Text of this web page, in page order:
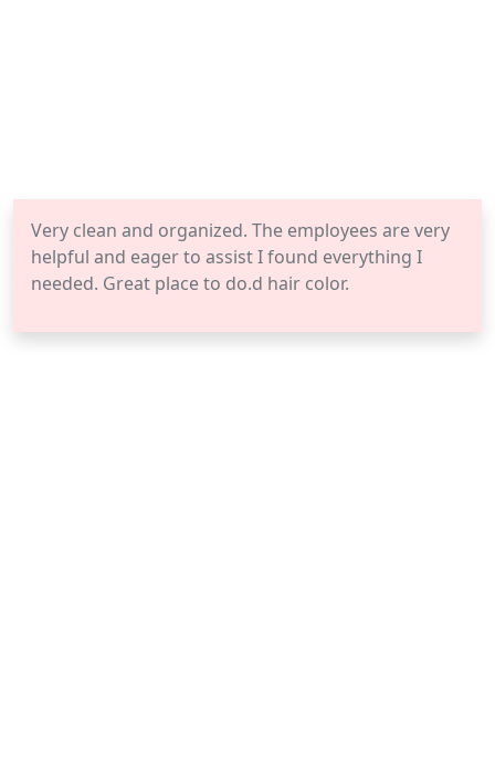
Very clean and organized. The employees are very
helpful and eager to assist I found everything I
needed. Great place to do.d hair color.